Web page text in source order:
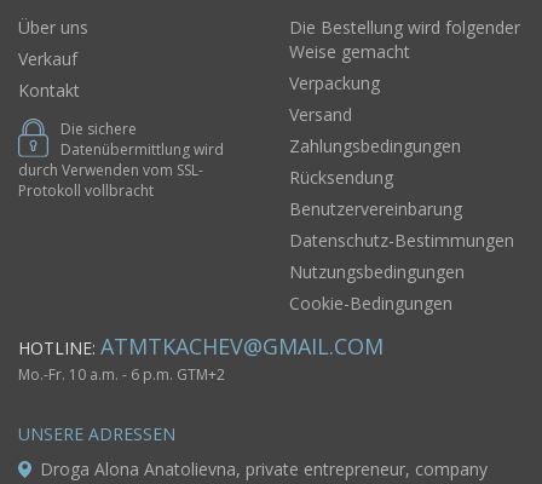
Über uns
Verkauf
Kontakt
Die sichere
Datenübermittlung wird
durch Verwenden vom SSL-
Protokoll vollbracht
Die Bestellung wird folgender
Weise gemacht
Verpackung
Versand
Zahlungsbedingungen
Rücksendung
Benutzervereinbarung
Datenschutz-Bestimmungen
Nutzungsbedingungen
Cookie-Bedingungen
HOTLINE: ATMTKACHEV@GMAIL.COM
Mo.-Fr. 10 a.m. - 6 p.m. GTM+2
UNSERE ADRESSEN
Droga Alona Anatolievna, private entrepreneur, company